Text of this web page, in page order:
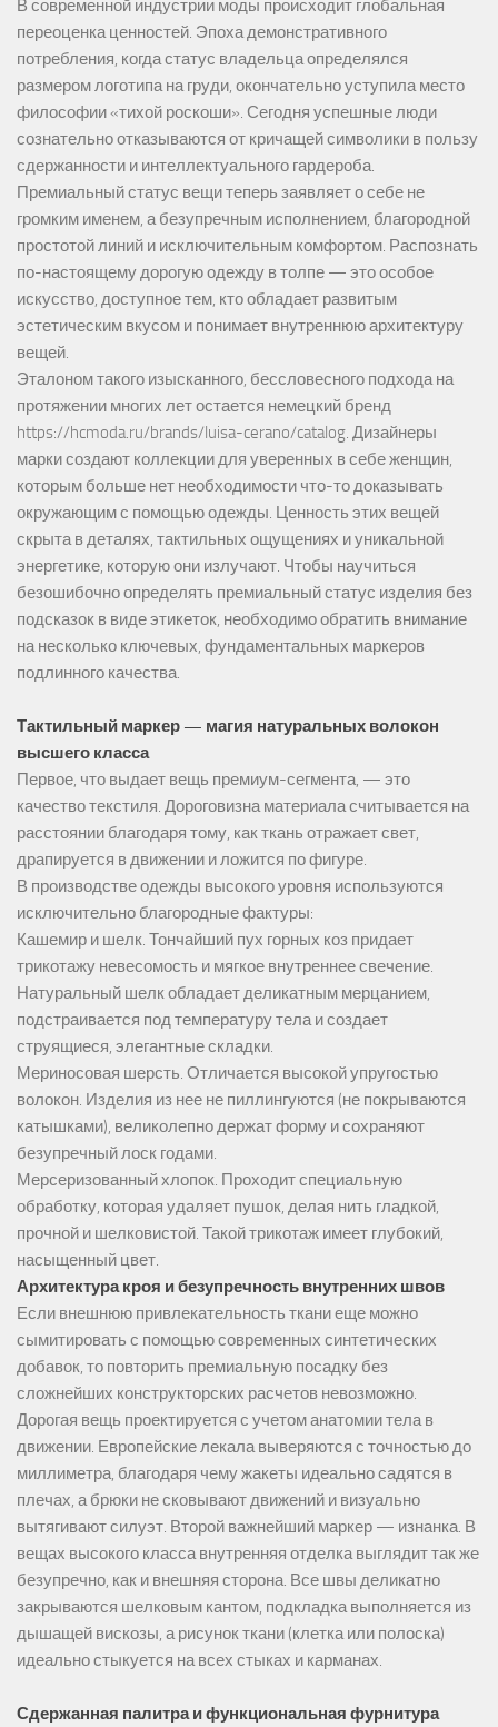
В современной индустрии моды происходит глобальная
переоценка ценностей. Эпоха демонстративного
потребления, когда статус владельца определялся
размером логотипа на груди, окончательно уступила место
философии «тихой роскоши». Сегодня успешные люди
сознательно отказываются от кричащей символики в пользу
сдержанности и интеллектуального гардероба.
Премиальный статус вещи теперь заявляет о себе не
громким именем, а безупречным исполнением, благородной
простотой линий и исключительным комфортом. Распознать
по-настоящему дорогую одежду в толпе — это особое
искусство, доступное тем, кто обладает развитым
эстетическим вкусом и понимает внутреннюю архитектуру
вещей.
Эталоном такого изысканного, бессловесного подхода на
протяжении многих лет остается немецкий бренд
https://hcmoda.ru/brands/luisa-cerano/catalog. Дизайнеры
марки создают коллекции для уверенных в себе женщин,
которым больше нет необходимости что-то доказывать
окружающим с помощью одежды. Ценность этих вещей
скрыта в деталях, тактильных ощущениях и уникальной
энергетике, которую они излучают. Чтобы научиться
безошибочно определять премиальный статус изделия без
подсказок в виде этикеток, необходимо обратить внимание
на несколько ключевых, фундаментальных маркеров
подлинного качества.
Тактильный маркер — магия натуральных волокон
высшего класса
Первое, что выдает вещь премиум-сегмента, — это
качество текстиля. Дороговизна материала считывается на
расстоянии благодаря тому, как ткань отражает свет,
драпируется в движении и ложится по фигуре.
В производстве одежды высокого уровня используются
исключительно благородные фактуры:
Кашемир и шелк. Тончайший пух горных коз придает
трикотажу невесомость и мягкое внутреннее свечение.
Натуральный шелк обладает деликатным мерцанием,
подстраивается под температуру тела и создает
струящиеся, элегантные складки.
Мериносовая шерсть. Отличается высокой упругостью
волокон. Изделия из нее не пиллингуются (не покрываются
катышками), великолепно держат форму и сохраняют
безупречный лоск годами.
Мерсеризованный хлопок. Проходит специальную
обработку, которая удаляет пушок, делая нить гладкой,
прочной и шелковистой. Такой трикотаж имеет глубокий,
насыщенный цвет.
Архитектура кроя и безупречность внутренних швов
Если внешнюю привлекательность ткани еще можно
сымитировать с помощью современных синтетических
добавок, то повторить премиальную посадку без
сложнейших конструкторских расчетов невозможно.
Дорогая вещь проектируется с учетом анатомии тела в
движении. Европейские лекала выверяются с точностью до
миллиметра, благодаря чему жакеты идеально садятся в
плечах, а брюки не сковывают движений и визуально
вытягивают силуэт. Второй важнейший маркер — изнанка. В
вещах высокого класса внутренняя отделка выглядит так же
безупречно, как и внешняя сторона. Все швы деликатно
закрываются шелковым кантом, подкладка выполняется из
дышащей вискозы, а рисунок ткани (клетка или полоска)
идеально стыкуется на всех стыках и карманах.
Сдержанная палитра и функциональная фурнитура